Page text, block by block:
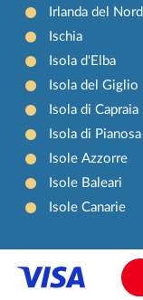
Irlanda del Nord
Ischia
Isola d'Elba
Isola del Giglio
Isola di Capraia
Isola di Pianosa
Isole Azzorre
Isole Baleari
Isole Canarie